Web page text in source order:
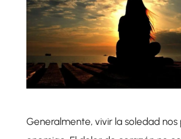
Generalmente, vivir la soledad nos